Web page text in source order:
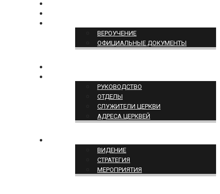
ВЕРОУЧЕНИЕ
ОФИЦИАЛЬНЫЕ ДОКУМЕНТЫ
РУКОВОДСТВО
ОТДЕЛЫ
СЛУЖИТЕЛИ ЦЕРКВИ
АДРЕСА ЦЕРКВЕЙ
ВИДЕНИЕ
СТРАТЕГИЯ
МЕРОПРИЯТИЯ